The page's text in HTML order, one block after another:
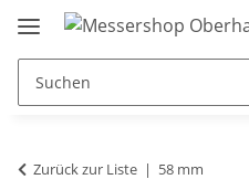
Zurück zur Liste 58 mm